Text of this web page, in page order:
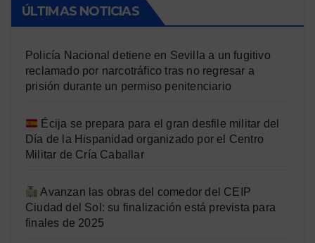
ÚLTIMAS NOTICIAS
Policía Nacional detiene en Sevilla a un fugitivo
reclamado por narcotráfico tras no regresar a
prisión durante un permiso penitenciario
Écija se prepara para el gran desfile militar del
Día de la Hispanidad organizado por el Centro
Militar de Cría Caballar
Avanzan las obras del comedor del CEIP
Ciudad del Sol: su finalización está prevista para
finales de 2025